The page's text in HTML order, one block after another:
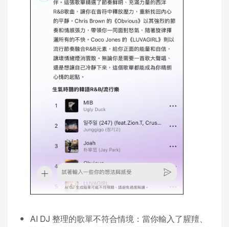
AI DJ 整理的歌單不符合情境：當你輸入了腥羶、